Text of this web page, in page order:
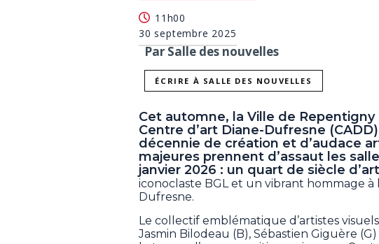
11h00
30 septembre 2025
Par Salle des nouvelles
ÉCRIRE À SALLE DES NOUVELLES
Cet automne, la Ville de
Centre d’art Diane-Dufresne
décennie de création et d’audace
majeures prennent d’assaut les
janvier 2026 : un quart de siècle
iconoclaste BGL et un vibrant hommage à
Dufresne.
Le collectif emblématique d’artistes
Jasmin Bilodeau (B), Sébastien Giguère